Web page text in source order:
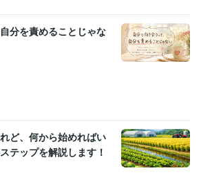
分を責めることじゃな
ど、何から始めればい
テップを解説します！